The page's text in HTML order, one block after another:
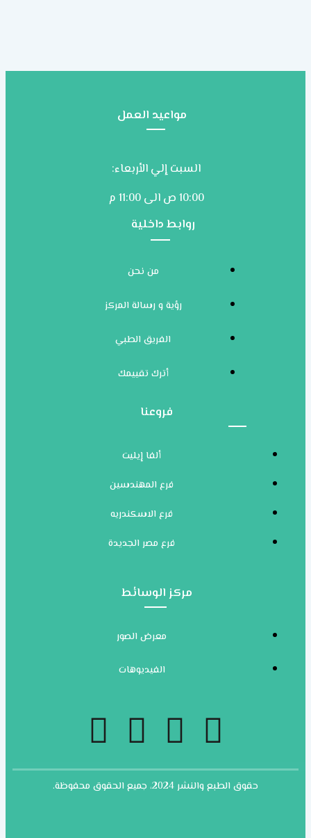
مواعيد العمل
السبت إلي الأربعاء:
10:00 ص الى 11:00 م
روابط داخلية
من نحن
رؤية و رسالة المركز
الفريق الطبي
أترك تقييمك
فروعنا
ألفا إيليت
فرع المهندسين
فرع الاسكندريه
فرع مصر الجديدة
مركز الوسائط
معرض الصور
الفيديوهات
حقوق الطبع والنشر 2024، جميع الحقوق محفوظة.